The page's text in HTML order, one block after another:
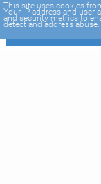
-->
This site uses cookies
Your IP address and
and security metrics to
detect and address abuse.